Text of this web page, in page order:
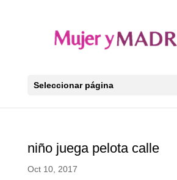
Seleccionar página
niño juega pelota calle
Oct 10, 2017